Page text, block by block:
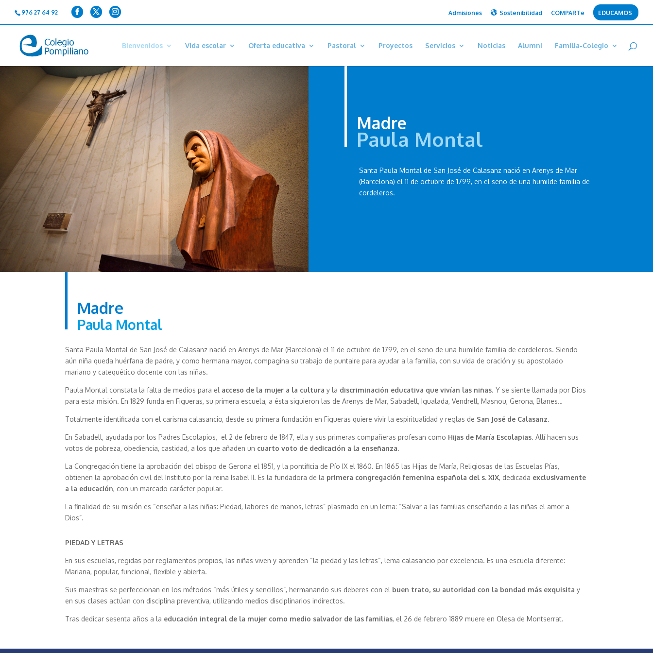
976 27 64 92 Admisiones Sostenibilidad COMPARTe EDUCAMOS
Bienvenidos Vida escolar Oferta educativa Pastoral Proyectos Servicios Noticias Alumni Familia-Colegio
Madre
Paula Montal
Santa Paula Montal de San José de Calasanz nació en Arenys de Mar
(Barcelona) el 11 de octubre de 1799, en el seno de una humilde familia de
cordeleros.
Madre
Paula Montal
Santa Paula Montal de San José de Calasanz nació en Arenys de Mar (Barcelona) el 11 de octubre de 1799, en el seno de una humilde familia de cordeleros. Siendo
aún niña queda huérfana de padre, y como hermana mayor, compagina su trabajo de puntaire para ayudar a la familia, con su vida de oración y su apostolado
mariano y catequético docente con las niñas.
Paula Montal constata la falta de medios para el acceso de la mujer a la cultura y la discriminación educativa que vivían las niñas. Y se siente llamada por Dios
para esta misión. En 1829 funda en Figueras, su primera escuela, a ésta siguieron las de Arenys de Mar, Sabadell, Igualada, Vendrell, Masnou, Gerona, Blanes…
Totalmente identificada con el carisma calasancio, desde su primera fundación en Figueras quiere vivir la espiritualidad y reglas de San José de Calasanz.
En Sabadell, ayudada por los Padres Escolapios, el 2 de febrero de 1847, ella y sus primeras compañeras profesan como Hijas de María Escolapias. Allí hacen sus
votos de pobreza, obediencia, castidad, a los que añaden un cuarto voto de dedicación a la enseñanza.
La Congregación tiene la aprobación del obispo de Gerona el 1851, y la pontificia de Pío IX el 1860. En 1865 las Hijas de María, Religiosas de las Escuelas Pías,
obtienen la aprobación civil del Instituto por la reina Isabel II. Es la fundadora de la primera congregación femenina española del s. XIX, dedicada exclusivamente
a la educación, con un marcado carácter popular.
La finalidad de su misión es “enseñar a las niñas: Piedad, labores de manos, letras” plasmado en un lema: “Salvar a las familias enseñando a las niñas el amor a
Dios”.
PIEDAD Y LETRAS
En sus escuelas, regidas por reglamentos propios, las niñas viven y aprenden “la piedad y las letras“, lema calasancio por excelencia. Es una escuela diferente:
Mariana, popular, funcional, flexible y abierta.
Sus maestras se perfeccionan en los métodos “más útiles y sencillos”, hermanando sus deberes con el buen trato, su autoridad con la bondad más exquisita y
en sus clases actúan con disciplina preventiva, utilizando medios disciplinarios indirectos.
Tras dedicar sesenta años a la educación integral de la mujer como medio salvador de las familias, el 26 de febrero 1889 muere en Olesa de Montserrat.